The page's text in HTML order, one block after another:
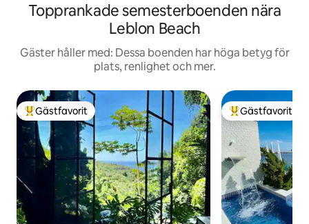
Topprankade semesterboenden nära
Leblon Beach
Gäster håller med: Dessa boenden har höga betyg för
plats, renlighet och mer.
Populär gästfavorit
Gästfavorit Populär
Gästfavorit